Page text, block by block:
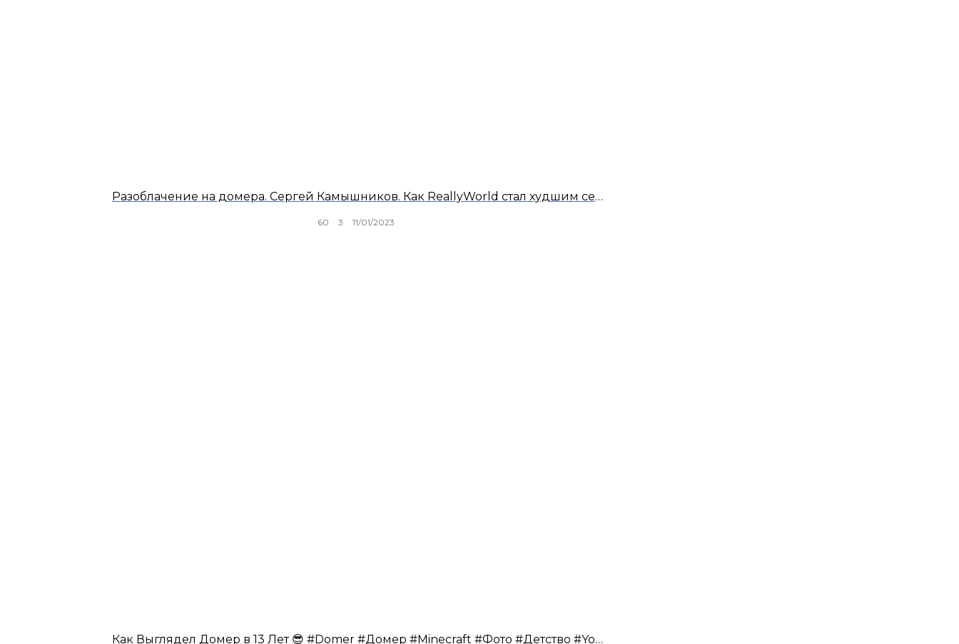
Разоблачение на домера. Сергей Камышников. Как ReallyWorld стал худшим сервером?
60 3 11/01/2023
Как Выглядел Домер в 13 Лет 😎 #Domer #Домер #Minecraft #Фото #Детство #YouTube #Подпишись #Shorts